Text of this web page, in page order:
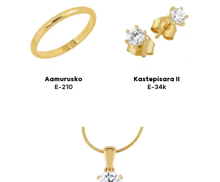
Aamurusko
E-210
Kastepisara II
E-34k